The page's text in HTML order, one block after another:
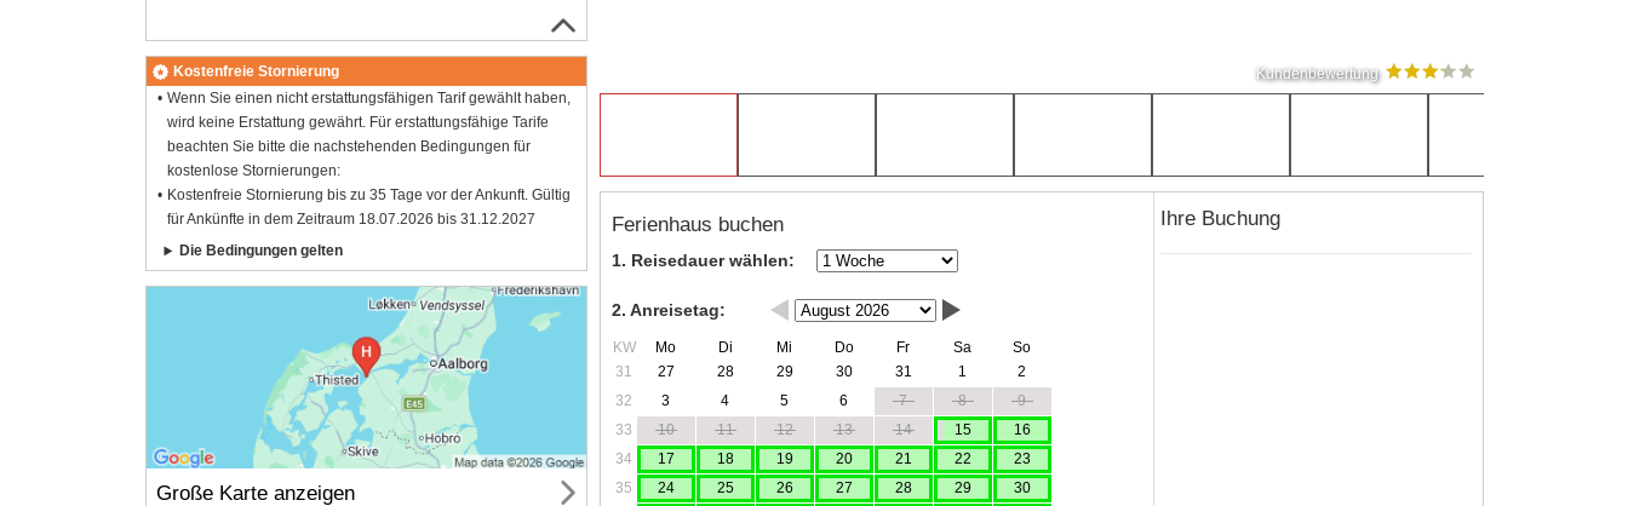
Kundenbewertung
Ferienhaus buchen
1. Reisedauer wählen:
2. Anreisetag:
KW Mo Di Mi Do Fr Sa
So
31
27 28 29 30 31 1
2
32
3 4 5 6 7 8
9
33
10 11 12 13 14 15
16
34
17 18 19 20 21 22
23
35
24 25 26 27 28 29
30
Ihre Buchung
Kostenfreie Stornierung
Wenn Sie einen nicht erstattungsfähigen Tarif gewählt haben,
wird keine Erstattung gewährt. Für erstattungsfähige Tarife
beachten Sie bitte die nachstehenden Bedingungen für
kostenlose Stornierungen:
Kostenfreie Stornierung bis zu 35 Tage vor der Ankunft. Gültig
für Ankünfte in dem Zeitraum 18.07.2026 bis 31.12.2027
Die Bedingungen gelten
Große Karte anzeigen